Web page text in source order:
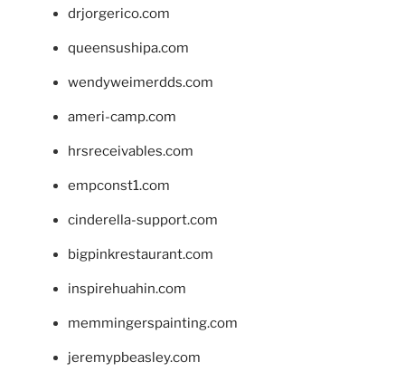
drjorgerico.com
queensushipa.com
wendyweimerdds.com
ameri-camp.com
hrsreceivables.com
empconst1.com
cinderella-support.com
bigpinkrestaurant.com
inspirehuahin.com
memmingerspainting.com
jeremypbeasley.com